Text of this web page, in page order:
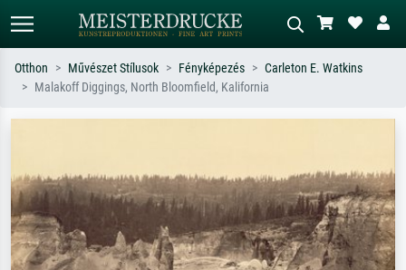
akt.
egy fa mellett.
Otthon Művészet Stílusok Fényképezés
Carleton E. Watkins
Malakoff Diggings, North Bloomfield, Kalifornia